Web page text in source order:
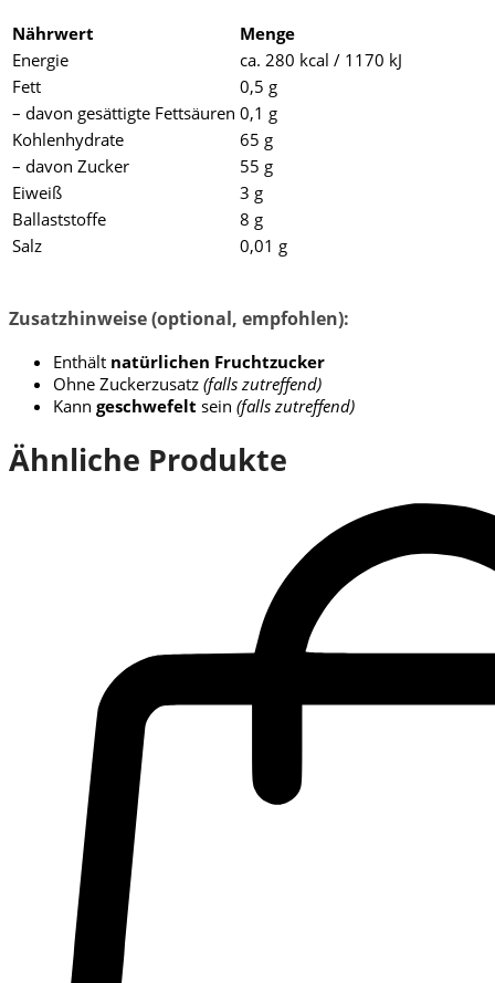
Nährwert
Menge
Energie
ca. 280 kcal / 1170 kJ
Fett
0,5 g
– davon gesättigte Fettsäuren 0,1 g
Kohlenhydrate
65 g
– davon Zucker
55 g
Eiweiß
3 g
Ballaststoffe
8 g
Salz
0,01 g
Zusatzhinweise (optional, empfohlen):
Enthält natürlichen Fruchtzucker
Ohne Zuckerzusatz (falls zutreffend)
Kann geschwefelt sein (falls zutreffend)
Ähnliche Produkte